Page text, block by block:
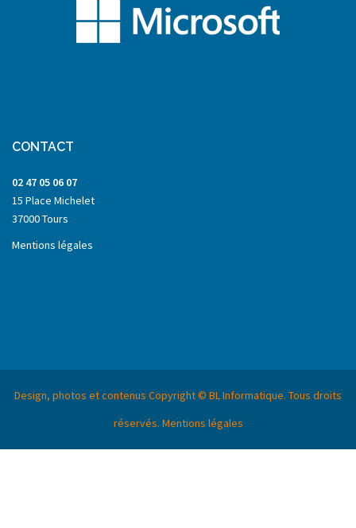
CONTACT
02 47 05 06 07
15 Place Michelet
37000 Tours
Mentions légales
Design, photos et contenus Copyright © BL Informatique. Tous droits
réservés. Mentions légales